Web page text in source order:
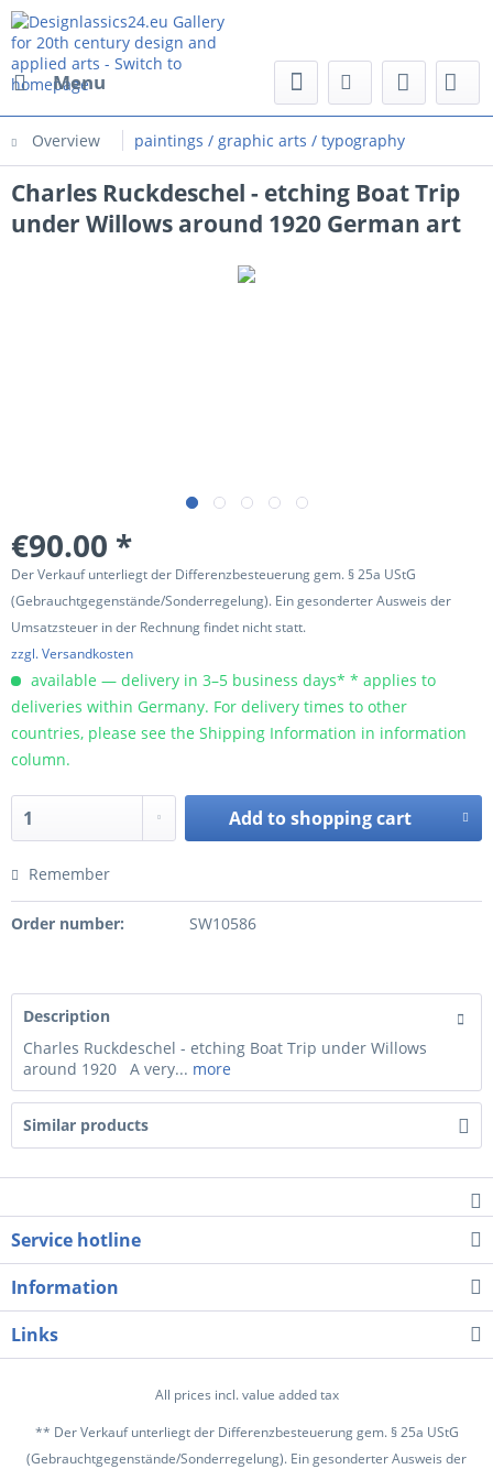
Menu
Overview paintings / graphic arts / typography
Charles Ruckdeschel - etching Boat Trip
under Willows around 1920 German art
€90.00 *
Der Verkauf unterliegt der Differenzbesteuerung gem. § 25a UStG
(Gebrauchtgegenstände/Sonderregelung). Ein gesonderter Ausweis der
Umsatzsteuer in der Rechnung findet nicht statt.
zzgl. Versandkosten
available — delivery in 3–5 business days* * applies to
deliveries within Germany. For delivery times to other
countries, please see the Shipping Information in information
column.
Add toshopping cart
Remember
Order number: SW10586
Description
Charles Ruckdeschel - etching Boat Trip under Willows
around 1920 A very... more
Similar products
Service hotline
Information
Links
All prices incl. value added tax
** Der Verkauf unterliegt der Differenzbesteuerung gem. § 25a UStG
(Gebrauchtgegenstände/Sonderregelung). Ein gesonderter Ausweis der